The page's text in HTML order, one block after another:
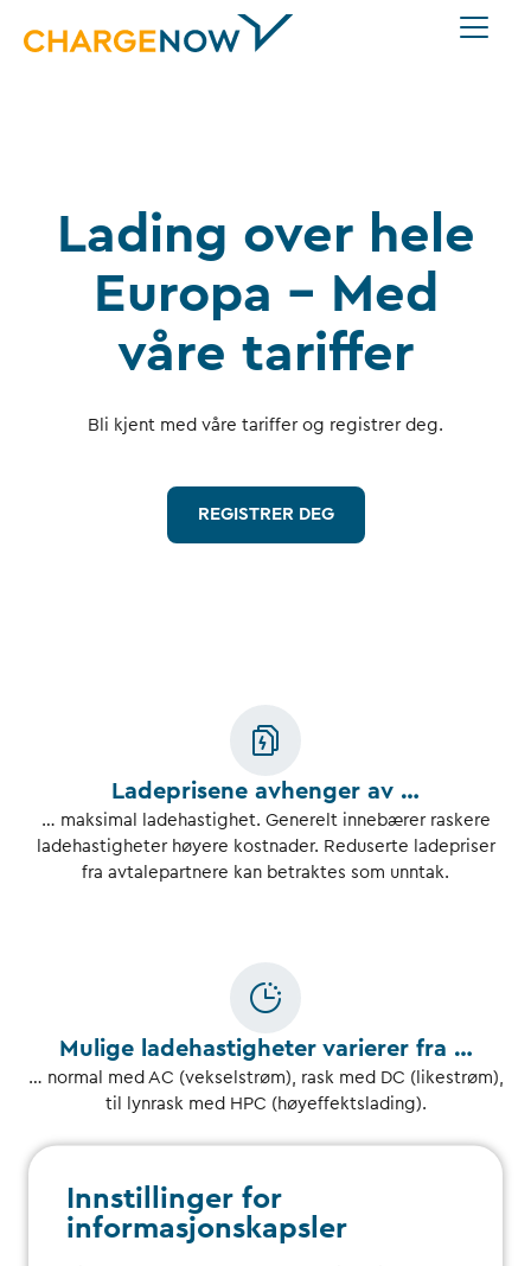
Lading over hele
Europa – Med
våre tariffer
Bli kjent med våre tariffer og registrer deg.
REGISTRER DEG
Ladeprisene avhenger av …
… maksimal ladehastighet. Generelt innebærer raskere
ladehastigheter høyere kostnader. Reduserte ladepriser
fra avtalepartnere kan betraktes som unntak.
Mulige ladehastigheter varierer fra …
… normal med AC (vekselstrøm), rask med DC (likestrøm),
til lynrask med HPC (høyeffektslading).
Innstillinger for
informasjonskapsler